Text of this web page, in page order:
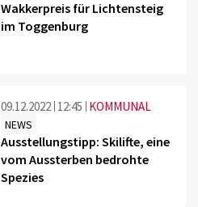
Wakkerpreis für Lichtensteig
im Toggenburg
09.12.2022 12:45 KOMMUNAL
NEWS
Ausstellungstipp: Skilifte, eine
vom Aussterben bedrohte
Spezies